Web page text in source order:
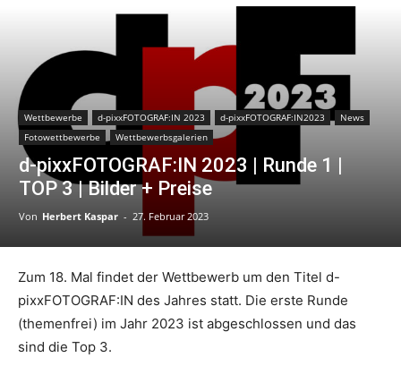
Wettbewerbe d-pixxFOTOGRAF:IN 2023 d-pixxFOTOGRAF:IN2023
News
Fotowettbewerbe
Wettbewerbsgalerien
d-pixxFOTOGRAF:IN 2023 | Runde 1 |
TOP 3 | Bilder + Preise
Von Herbert Kaspar - 27. Februar 2023
Zum 18. Mal findet der Wettbewerb um den Titel d-
pixxFOTOGRAF:IN des Jahres statt. Die erste Runde
(themenfrei) im Jahr 2023 ist abgeschlossen und das
sind die Top 3.